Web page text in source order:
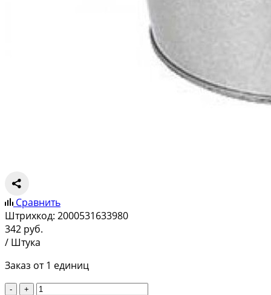
Сравнить
Штрихкод: 2000531633980
342 руб.
/ Штука
Заказ от 1 единиц
- +